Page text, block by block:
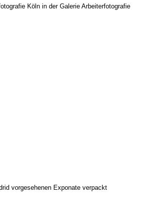
Köln in der Galerie Arbeiterfotografie
vorgesehenen Exponate verpackt